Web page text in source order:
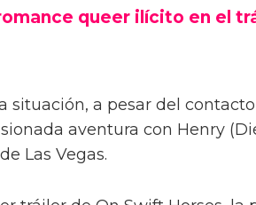
queer ilícito en el
situación, a pesar del
aventura con Henry
Las Vegas.